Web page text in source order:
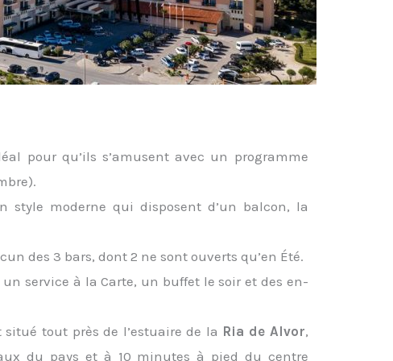
pour qu’ils s’amusent avec un programme
style moderne qui disposent d’un balcon, la
des 3 bars, dont 2 ne sont ouverts qu’en Été.
service à la Carte, un buffet le soir et des en-
situé tout près de l’estuaire de la Ria de Alvor,
du pays et à 10 minutes à pied du centre